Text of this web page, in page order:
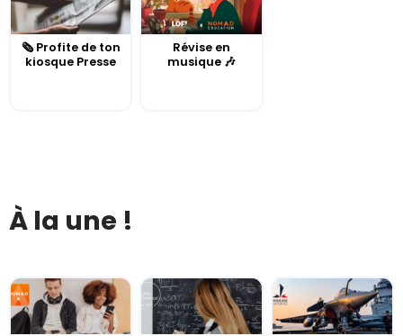
🗞️ Profite de ton
kiosque Presse
Révise en
musique 🎶
À la une !